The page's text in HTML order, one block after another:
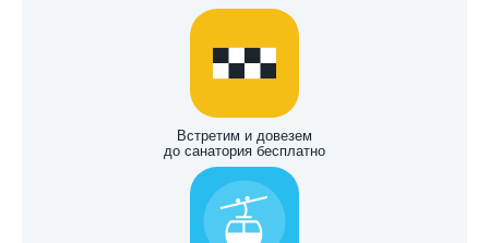
Встретим и довезем
до санатория бесплатно